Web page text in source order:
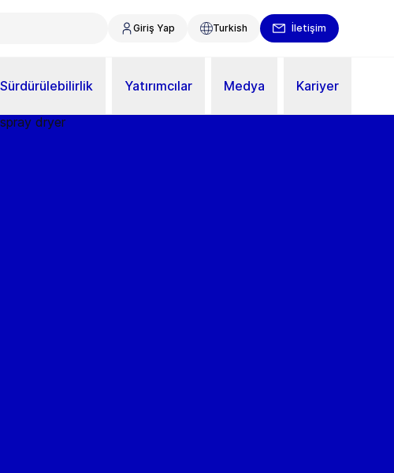
Giriş Yap Turkish İletişim
Sürdürülebilirlik Yatırımcılar Medya Kariyer